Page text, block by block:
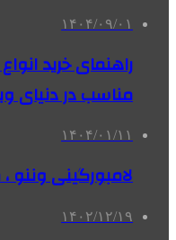
۱۴۰۴/۰۹/۰۱
راهنمای خرید
مناسب در دنیای
۱۴۰۴/۰۱/۱۱
لامبورگینی
۱۴۰۲/۱۲/۱۹